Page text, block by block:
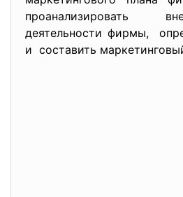
проанализировать
деятельности фирмы,
и составить